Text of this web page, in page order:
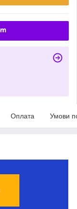
Оплата Умови